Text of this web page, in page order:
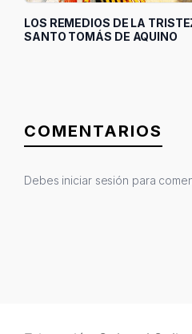
LOS REMEDIOS DE LA
SANTO TOMÁS DE AQUINO
COMENTARIOS
Debes iniciar sesión para